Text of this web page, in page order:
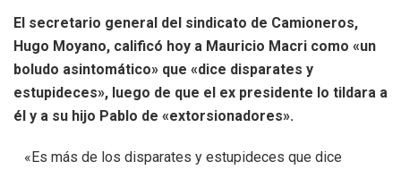
El secretario general del sindicato de Camioneros,
Hugo Moyano, calificó hoy a Mauricio Macri como «un
boludo asintomático» que «dice disparates y
estupideces», luego de que el ex presidente lo tildara a
él y a su hijo Pablo de «extorsionadores».
«Es más de los disparates y estupideces que dice